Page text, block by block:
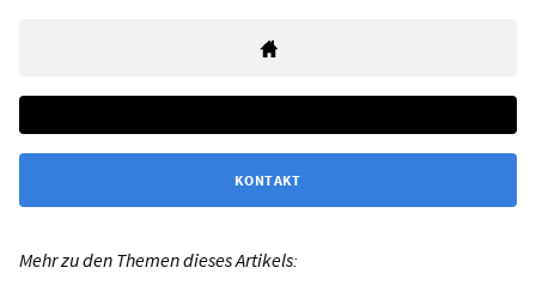
KONTAKT
Mehr zu den Themen dieses Artikels: